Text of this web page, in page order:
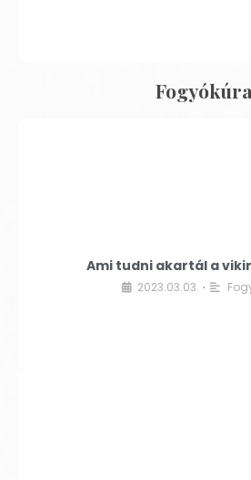
Fogyókúra
Ami tudni akartál a
2023.03.03. •